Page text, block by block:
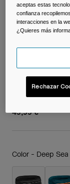
Ver todo
Cinturón
Stow™ 500
N.º de artículo
49,99 €
Color - Deep Sea
aceptas estas
confianza
interacciones en la
¿Quieres más
Rechazar